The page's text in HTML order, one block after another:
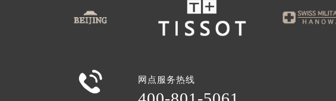
 网点服务热线